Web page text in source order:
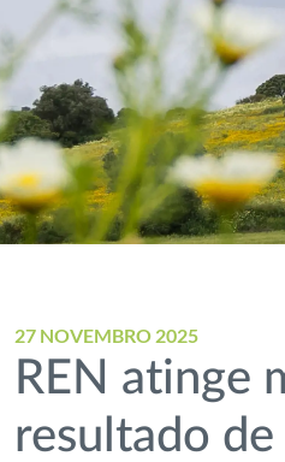
27 NOVEMBRO 2025
REN atinge
resultado